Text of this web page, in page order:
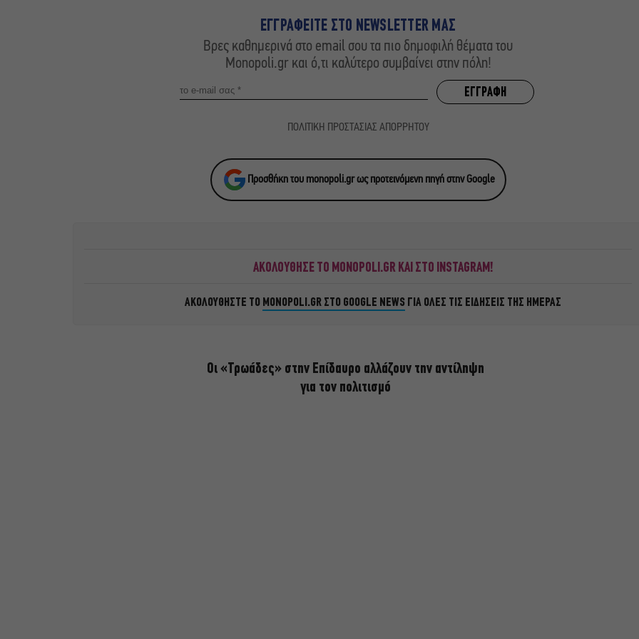
ΕΓΓΡΑΦΕΙΤΕ ΣΤΟ NEWSLETTER ΜΑΣ
Βρες καθημερινά στο email σου τα πιο δημοφιλή θέματα του
Monopoli.gr και ό,τι καλύτερο συμβαίνει στην πόλη!
ΠΟΛΙΤΙΚΗ ΠΡΟΣΤΑΣΙΑΣ ΑΠΟΡΡΗΤΟΥ
Προσθήκη του monopoli.gr ως προτεινόμενη πηγή στην Google
ΑΚΟΛΟΥΘΗΣΕ ΤΟ MONOPOLI.GR ΚΑΙ ΣΤΟ INSTAGRAM!
ΑΚΟΛΟΥΘΗΣΤΕ ΤΟ MONOPOLI.GR ΣΤΟ GOOGLE NEWS ΓΙΑ ΟΛΕΣ ΤΙΣ ΕΙΔΗΣΕΙΣ ΤΗΣ ΗΜΕΡΑΣ
Οι «Τρωάδες» στην Επίδαυρο αλλάζουν την αντίληψη
για τον πολιτισμό